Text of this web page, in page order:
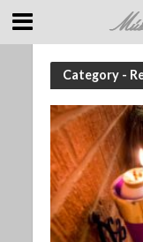
Category -